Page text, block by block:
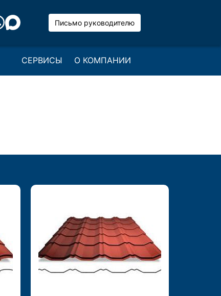
Письмо руководителю
СЕРВИСЫ О КОМПАНИИ